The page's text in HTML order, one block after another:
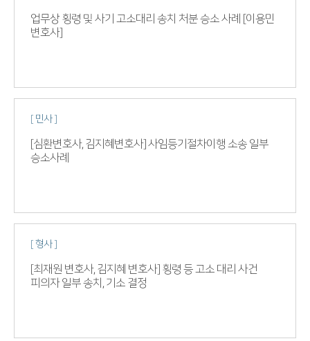
업무상 횡령 및 사기 고소대리 송치 처분 승소 사례 [이용민
변호사]
[ 민사 ]
[심환변호사, 김지혜변호사] 사임등기절차이행 소송 일부
승소사례
[ 형사 ]
[최재원 변호사, 김지혜 변호사] 횡령 등 고소 대리 사건
피의자 일부 송치, 기소 결정